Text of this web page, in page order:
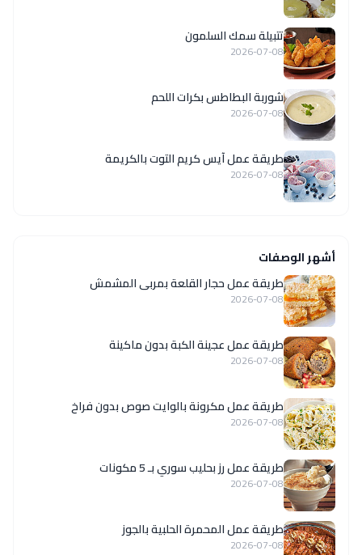
تتبيلة سمك السلمون
2026-07-08
شوربة البطاطس بكرات اللحم
2026-07-08
طريقة عمل آيس كريم التوت بالكريمة
2026-07-08
أشهر الوصفات
طريقة عمل حجار القلعة بمربى المشمش
2026-07-08
طريقة عمل عجينة الكبة بدون ماكينة
2026-07-08
طريقة عمل مكرونة بالوايت صوص بدون فراخ
2026-07-08
طريقة عمل رز بحليب سوري بـ 5 مكونات
2026-07-08
طريقة عمل المحمرة الحلبية بالجوز
2026-07-08